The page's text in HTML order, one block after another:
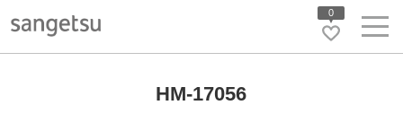
0
HM-17056